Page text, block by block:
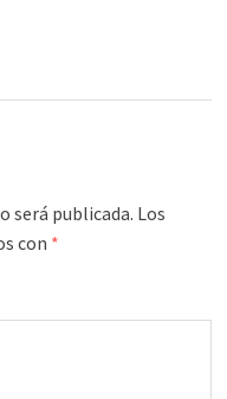
será publicada. Los
con *